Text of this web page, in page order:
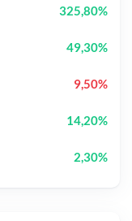
325,80%
49,30%
9,50%
14,20%
2,30%